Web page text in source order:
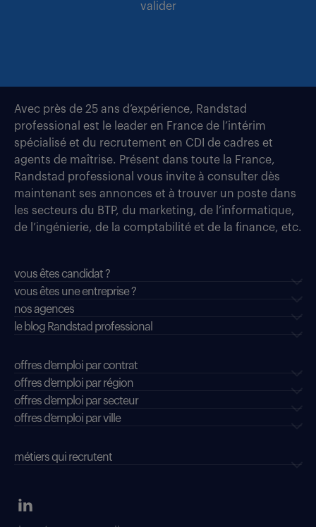
valider
Avec près de 25 ans d’expérience, Randstad
professional est le leader en France de l’intérim
spécialisé et du recrutement en CDI de cadres et
agents de maîtrise. Présent dans toute la France,
Randstad professional vous invite à consulter dès
maintenant ses annonces et à trouver un poste dans
les secteurs du BTP, du marketing, de l’informatique,
de l’ingénierie, de la comptabilité et de la finance, etc.
vous êtes candidat ?
vous êtes une entreprise ?
nos agences
le blog Randstad professional
offres d'emploi par contrat
offres d'emploi par région
offres d'emploi par secteur
offres d’emploi par ville
métiers qui recrutent